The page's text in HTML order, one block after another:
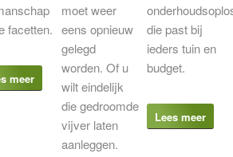
facetten.
meer
moet weer
eens opnieuw
gelegd
worden. Of u
wilt eindelijk
die gedroomde
vijver laten
aanleggen.
die past bij
ieders tuin en
budget.
Lees meer